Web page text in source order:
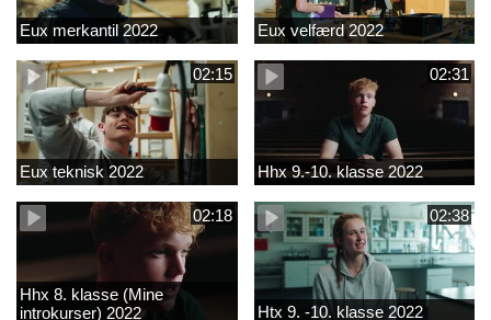
Eux merkantil 2022 Eux velfærd 2022
02:15
Eux teknisk 2022
02:31
Hhx 9.-10. klasse 2022
02:18
Hhx 8. klasse (Mine
introkurser) 2022
02:38
Htx 9. -10. klasse 2022